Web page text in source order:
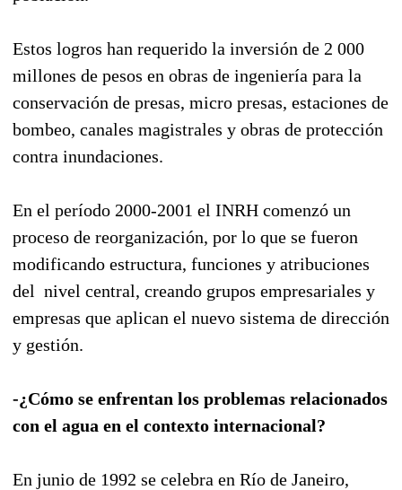
Estos logros han requerido la inversión de 2 000
millones de pesos en obras de ingeniería para la
conservación de presas, micro presas, estaciones de
bombeo, canales magistrales y obras de protección
contra inundaciones.
En el período 2000-2001 el INRH comenzó un
proceso de reorganización, por lo que se fueron
modificando estructura, funciones y atribuciones
del nivel central, creando grupos empresariales y
empresas que aplican el nuevo sistema de dirección
y gestión.
-¿Cómo se enfrentan los problemas relacionados
con el agua en el contexto internacional?
En junio de 1992 se celebra en Río de Janeiro,